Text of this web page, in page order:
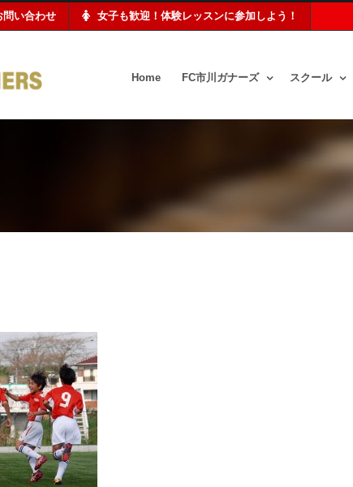
問い合わせ 女子も歓迎！体験レッスンに参加しよう！
Home FC市川ガナーズ スクール